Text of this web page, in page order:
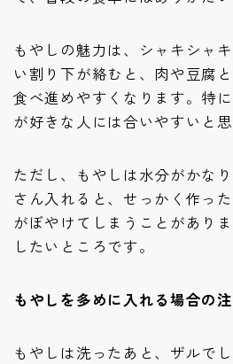
もやしの魅力は、シャキシャ
い割り下が絡むと、肉や豆腐
食べ進めやすくなります。特
が好きな人には合いやすいと思
ただし、もやしは水分がかな
さん入れると、せっかく作っ
がぼやけてしまうことがあり
したいところです。
もやしを多めに入れる場合の
もやしは洗ったあと、ザルで